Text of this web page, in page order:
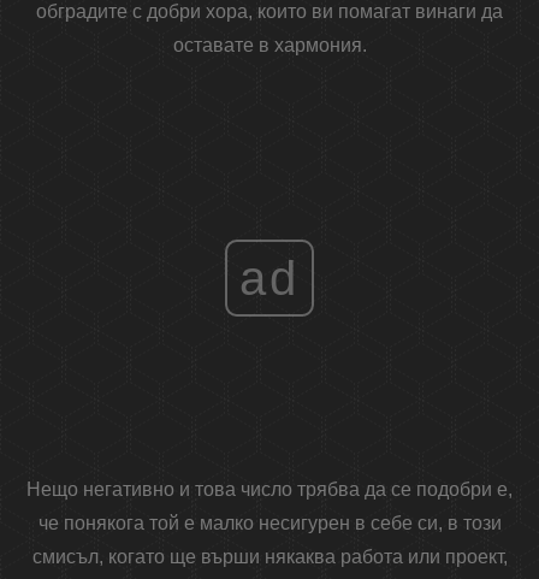
обградите с добри хора, които ви помагат винаги да
оставате в хармония.
ad
Нещо негативно и това число трябва да се подобри е,
че понякога той е малко несигурен в себе си, в този
смисъл, когато ще върши някаква работа или проект,